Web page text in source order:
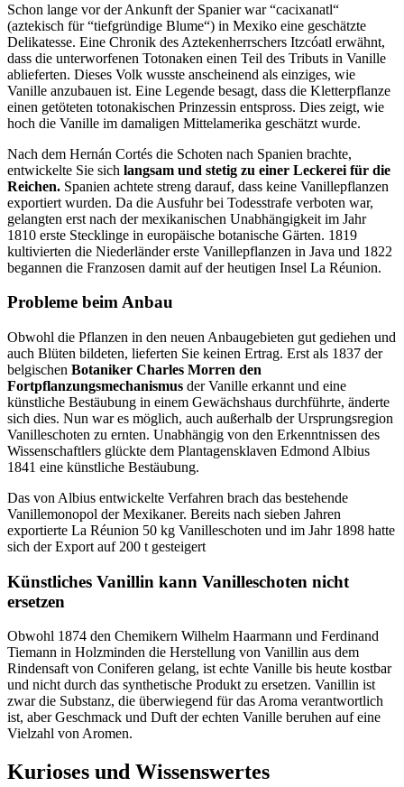
Schon lange vor der Ankunft der Spanier war “cacixanatl“
(aztekisch für “tiefgründige Blume“) in Mexiko eine geschätzte
Delikatesse. Eine Chronik des Aztekenherrschers Itzcóatl erwähnt,
dass die unterworfenen Totonaken einen Teil des Tributs in Vanille
ablieferten. Dieses Volk wusste anscheinend als einziges, wie
Vanille anzubauen ist. Eine Legende besagt, dass die Kletterpflanze
einen getöteten totonakischen Prinzessin entspross. Dies zeigt, wie
hoch die Vanille im damaligen Mittelamerika geschätzt wurde.
Nach dem Hernán Cortés die Schoten nach Spanien brachte,
entwickelte Sie sich langsam und stetig zu einer Leckerei für die
Reichen. Spanien achtete streng darauf, dass keine Vanillepflanzen
exportiert wurden. Da die Ausfuhr bei Todesstrafe verboten war,
gelangten erst nach der mexikanischen Unabhängigkeit im Jahr
1810 erste Stecklinge in europäische botanische Gärten. 1819
kultivierten die Niederländer erste Vanillepflanzen in Java und 1822
begannen die Franzosen damit auf der heutigen Insel La Réunion.
Probleme beim Anbau
Obwohl die Pflanzen in den neuen Anbaugebieten gut gediehen und
auch Blüten bildeten, lieferten Sie keinen Ertrag. Erst als 1837 der
belgischen Botaniker Charles Morren den
Fortpflanzungsmechanismus der Vanille erkannt und eine
künstliche Bestäubung in einem Gewächshaus durchführte, änderte
sich dies. Nun war es möglich, auch außerhalb der Ursprungsregion
Vanilleschoten zu ernten. Unabhängig von den Erkenntnissen des
Wissenschaftlers glückte dem Plantagensklaven Edmond Albius
1841 eine künstliche Bestäubung.
Das von Albius entwickelte Verfahren brach das bestehende
Vanillemonopol der Mexikaner. Bereits nach sieben Jahren
exportierte La Réunion 50 kg Vanilleschoten und im Jahr 1898 hatte
sich der Export auf 200 t gesteigert
Künstliches Vanillin kann Vanilleschoten nicht
ersetzen
Obwohl 1874 den Chemikern Wilhelm Haarmann und Ferdinand
Tiemann in Holzminden die Herstellung von Vanillin aus dem
Rindensaft von Coniferen gelang, ist echte Vanille bis heute kostbar
und nicht durch das synthetische Produkt zu ersetzen. Vanillin ist
zwar die Substanz, die überwiegend für das Aroma verantwortlich
ist, aber Geschmack und Duft der echten Vanille beruhen auf eine
Vielzahl von Aromen.
Kurioses und Wissenswertes